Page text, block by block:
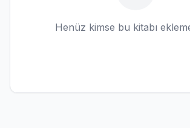
Henüz kimse bu kitabı